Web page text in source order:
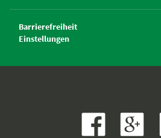
Barrierefreiheit
Einstellungen